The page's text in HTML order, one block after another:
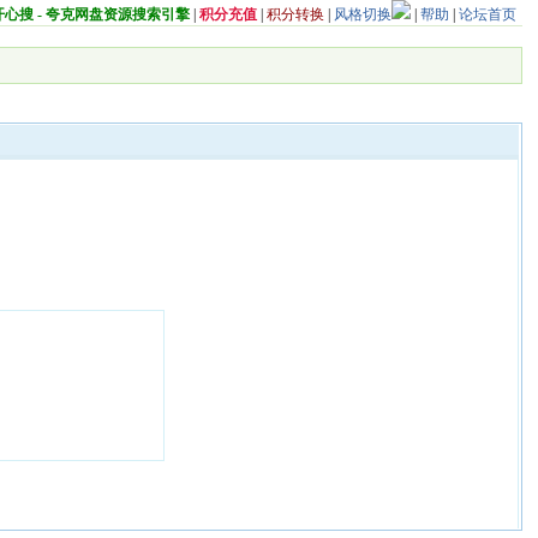
心搜 - 夸克网盘资源搜索引擎| 积分充值| 积分转换 风格切换 | 帮助 论坛首页